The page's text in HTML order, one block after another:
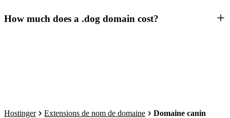
How much does a .dog domain cost?
Hostinger Extensions de nom de domaine Domaine canin